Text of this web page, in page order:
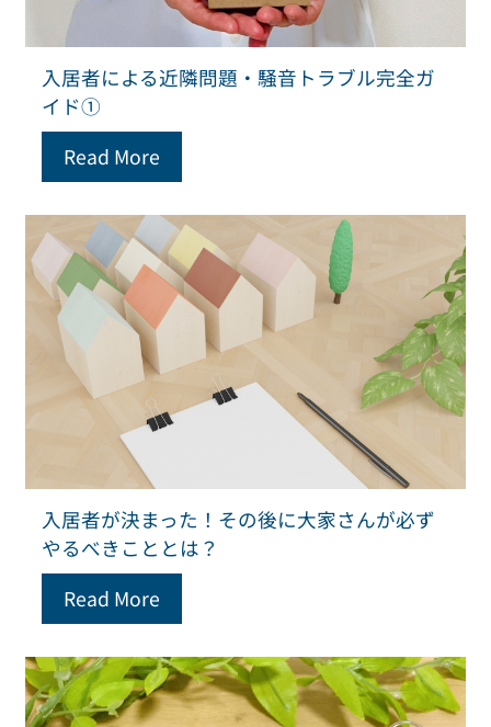
入居者による近隣問題・騒音トラブル完全ガ
イド①
Read More
入居者が決まった！その後に大家さんが必ず
やるべきこととは？
Read More